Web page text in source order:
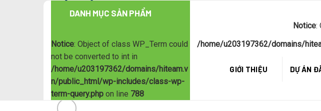
DANH MỤC SẢN PHẨM
Notice: Object of class WP_Term could
not be converted to int in
/home/u203197362/domains/hiteam.v
n/public_html/wp-includes/class-wp-
term-query.php on line 788
Notice:
/home/u203197362/domains/
GIỚI THIỆU DỰ ÁN